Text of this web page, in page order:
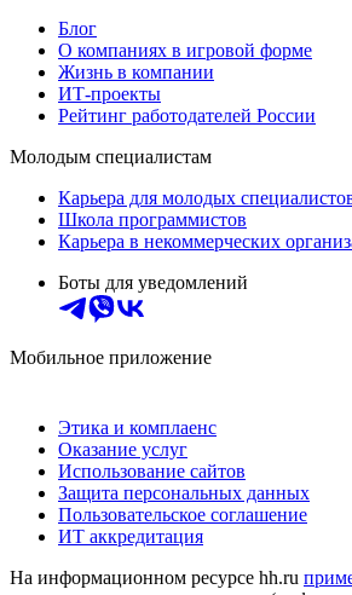
Блог
О компаниях в игровой форме
Жизнь в компании
ИТ-проекты
Рейтинг работодателей России
Молодым специалистам
Карьера для молодых
Школа программистов
Карьера в некоммерческих
Боты для уведомлений
Мобильное приложение
Этика и комплаенс
Оказание услуг
Использование сайтов
Защита персональных данных
Пользовательское соглашение
ИТ аккредитация
На информационном ресурсе hh.ru